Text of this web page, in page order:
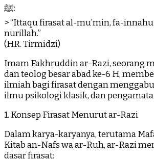
ﷺ:
> “Ittaqu firasat al-mu’min, fa-
nurillah.”
(HR. Tirmidzi)
Imam Fakhruddin ar-Razi, seorang
dan teolog besar abad ke-6 H,
ilmiah bagi firasat dengan
ilmu psikologi klasik, dan
1. Konsep Firasat Menurut ar-Razi
Dalam karya-karyanya, terutama
Kitab an-Nafs wa ar-Ruh, ar-Razi
dasar firasat: